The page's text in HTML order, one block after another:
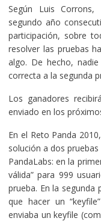
Según Luis Corrons,
segundo año
participación, sobre
resolver las pruebas
algo. De hecho,
correcta a la segunda
Los ganadores
enviado en los
En el Reto Panda
solución a dos
PandaLabs: en la
válida” para 999
prueba. En la segunda
que hacer un
enviaba un keyfile